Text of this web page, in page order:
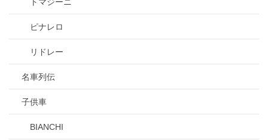
トマジーニ
ピナレロ
リドレー
名車列伝
子供車
BIANCHI